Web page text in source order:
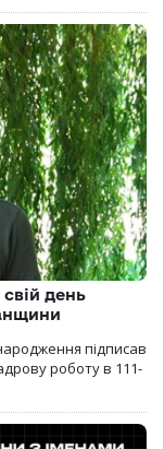
день
підписав
роботу в 111-